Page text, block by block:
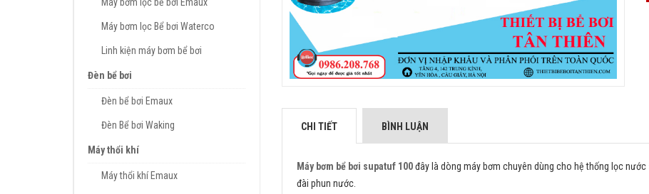
CHI TIẾT BÌNH LUẬN
Máy bơm bể bơi supatuf 100đây là dòng máy bơm chuyên dùng cho hệ thống lọc
đài phun nước.
Máy bơm lọc Bể bơi Waterco
Linh kiện máy bơm bể bơi
Đèn bể bơi
Đèn bể bơi Emaux
Đèn Bể bơi Waking
Máy thổi khí
Máy thổi khí Emaux